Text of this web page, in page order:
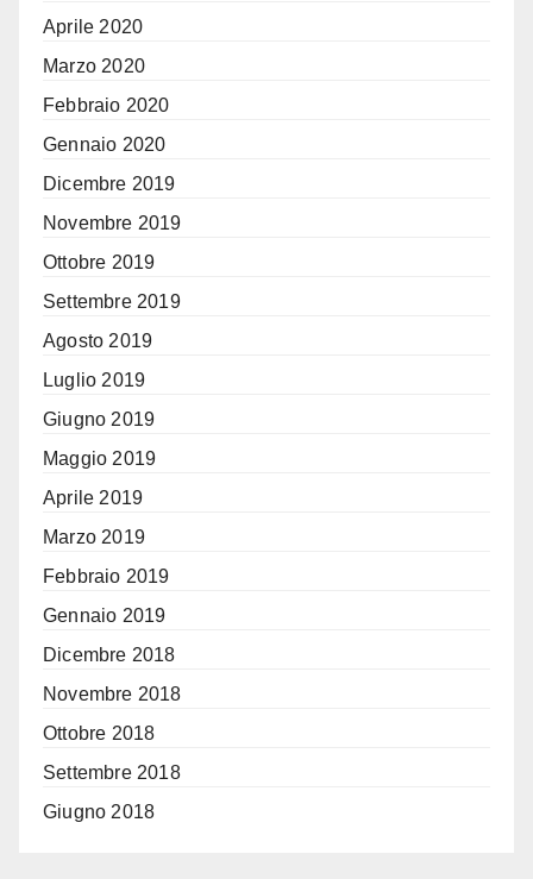
Aprile 2020
Marzo 2020
Febbraio 2020
Gennaio 2020
Dicembre 2019
Novembre 2019
Ottobre 2019
Settembre 2019
Agosto 2019
Luglio 2019
Giugno 2019
Maggio 2019
Aprile 2019
Marzo 2019
Febbraio 2019
Gennaio 2019
Dicembre 2018
Novembre 2018
Ottobre 2018
Settembre 2018
Giugno 2018